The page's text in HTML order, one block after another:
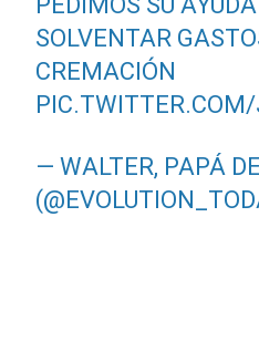
SOLVENTAR
CREMACIÓN
— WALTER, PAPÁ